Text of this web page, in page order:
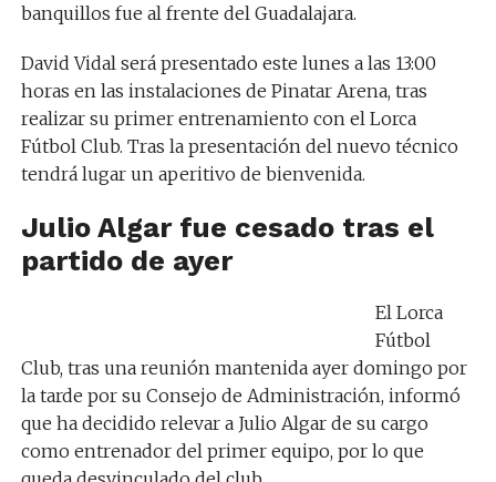
banquillos fue al frente del Guadalajara.
David Vidal será presentado este lunes a las 13:00
horas en las instalaciones de Pinatar Arena, tras
realizar su primer entrenamiento con el Lorca
Fútbol Club. Tras la presentación del nuevo técnico
tendrá lugar un aperitivo de bienvenida.
Julio Algar fue cesado tras el
partido de ayer
El Lorca
Fútbol
Club, tras una reunión mantenida ayer domingo por
la tarde por su Consejo de Administración, informó
que ha decidido relevar a Julio Algar de su cargo
como entrenador del primer equipo, por lo que